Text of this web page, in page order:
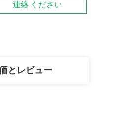
連絡 ください
とレビュー